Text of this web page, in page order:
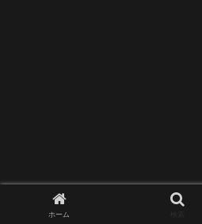
ホーム